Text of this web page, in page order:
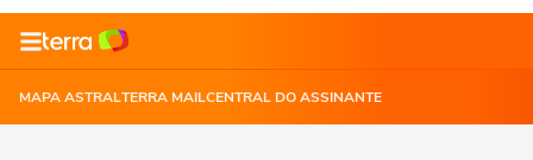
MAPA ASTRALTERRA MAILCENTRAL DO ASSINANTE